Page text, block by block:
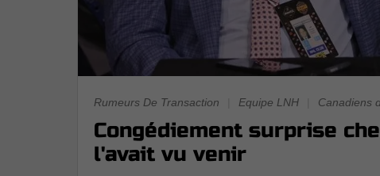
Rumeurs De Transaction Equipe LNH Canadiens
Congédiement surprise
l'avait vu venir